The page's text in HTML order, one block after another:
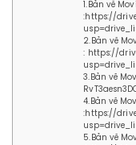
1.Bản vẽ
:https://
2.Bản vẽ
: https://
3.Bản vẽ
4.Bản vẽ
:https://
5.Bản vẽ